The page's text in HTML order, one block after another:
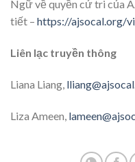
Ngữ về quyền cử tri của
tiết – https://ajsocal.org/
Liên lạc truyền thông
Liana Liang,
Liza Ameen,